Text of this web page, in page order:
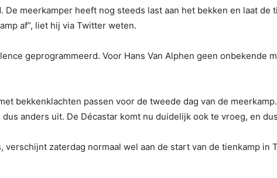
De meerkamper heeft nog steeds last aan het bekken en laat de
af”, liet hij via Twitter weten.
geprogrammeerd. Voor Hans Van Alphen geen onbekende
bekkenklachten passen voor de tweede dag van de
anders uit. De Décastar komt nu duidelijk ook te vroeg, en
zaterdag normaal wel aan de start van de tienkamp in